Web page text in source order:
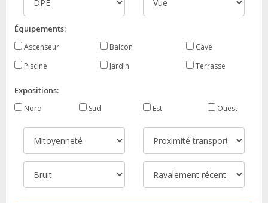
Équipements:
Ascenseur Balcon
Cave
Piscine
Jardin Terrasse
Expositions:
Nord Sud Est Ouest